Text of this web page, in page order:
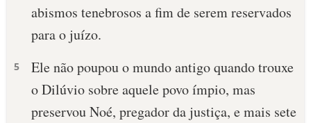
LOJA BÍBLIAON
abismos tenebrosos a fim de serem reservados
para o juízo.
5
Ele não poupou o mundo antigo quando trouxe
o Dilúvio sobre aquele povo ímpio, mas
preservou Noé, pregador da justiça, e mais sete